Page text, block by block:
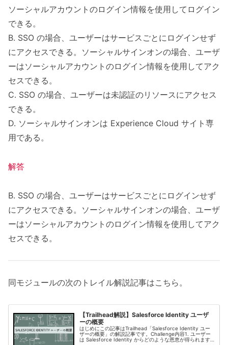
ソーシャルアカウントのログイン情報を使用してログイン
できる。
B. SSO の場合、ユーザーはサービスごとにログインせず
にアクセスできる。ソーシャルサインオンの場合、ユーザ
ーはソーシャルアカウントのログイン情報を使用してアク
セスできる。
C. SSO の場合、ユーザーは未認証のリソースにアクセス
できる。
D. ソーシャルサインオンは Experience Cloud サイト専
用である。
解答
B. SSO の場合、ユーザーはサービスごとにログインせず
にアクセスできる。ソーシャルサインオンの場合、ユーザ
ーはソーシャルアカウントのログイン情報を使用してアク
セスできる。
同モジュールの次のトレイル解説記事はこちら。
【Trailhead解説】Salesforce Identity ユーザ
ーの概要
はじめにこの記事はTrailhead「Salesforce Identity ユー
ザーの概要」の解説記事です。Challenge内容1. ユーザー
は Salesforce Identity からどのような恩恵が得られます